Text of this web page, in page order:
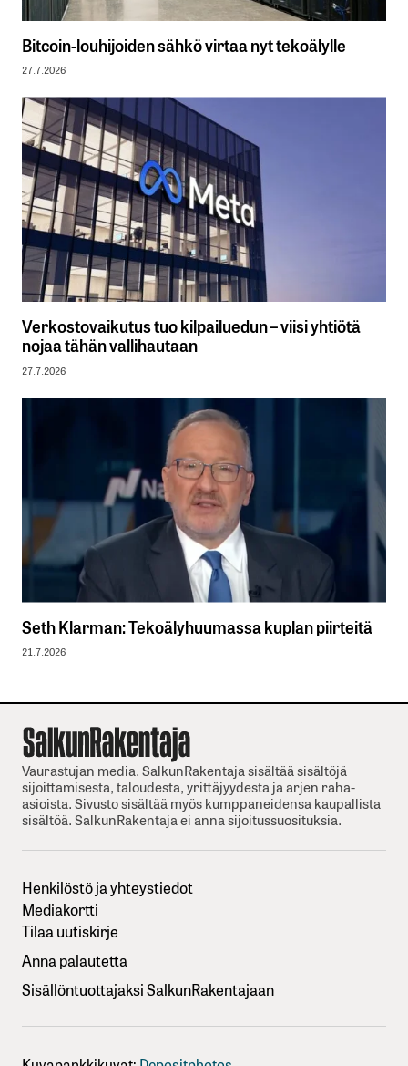
Bitcoin-louhijoiden sähkö virtaa nyt tekoälylle
27.7.2026
Verkostovaikutus tuo kilpailuedun – viisi yhtiötä
nojaa tähän vallihautaan
27.7.2026
Seth Klarman: Tekoälyhuumassa kuplan piirteitä
21.7.2026
Vaurastujan media. SalkunRakentaja sisältää sisältöjä
sijoittamisesta, taloudesta, yrittäjyydesta ja arjen raha-
asioista. Sivusto sisältää myös kumppaneidensa kaupallista
sisältöä. SalkunRakentaja ei anna sijoitussuosituksia.
Henkilöstö ja yhteystiedot
Mediakortti
Tilaa uutiskirje
Anna palautetta
Sisällöntuottajaksi SalkunRakentajaan